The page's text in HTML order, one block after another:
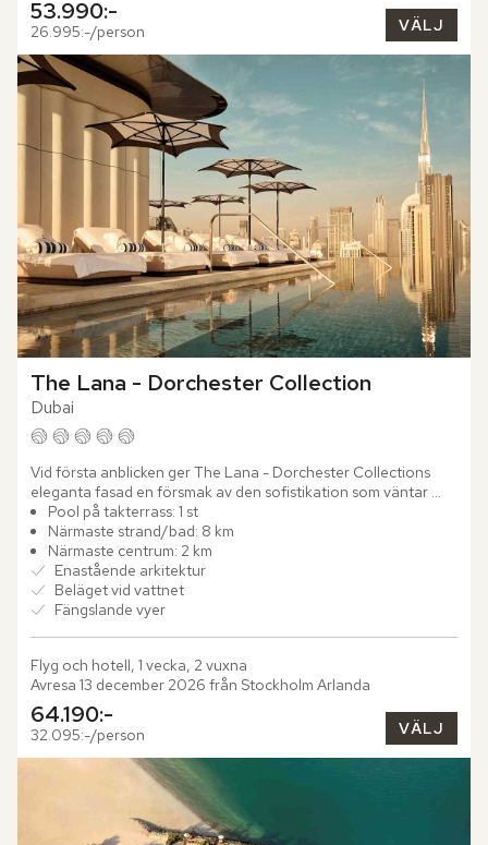
53.990:-
26.995:-/person VÄLJ
The Lana - Dorchester Collection
Dubai
Vid första anblicken ger The Lana - Dorchester Collections
eleganta fasad en försmak av den sofistikation som väntar
inuti. Steg för steg uppenbarar sig en värld av omsorgsfullt...
Pool på takterrass: 1 st
Närmaste strand/bad: 8 km
Närmaste centrum: 2 km
Enastående arkitektur
Beläget vid vattnet
Fängslande vyer
Flyg och hotell, 1 vecka, 2 vuxna
Avresa 13 december 2026 från Stockholm Arlanda
64.190:-
32.095:-/person VÄLJ